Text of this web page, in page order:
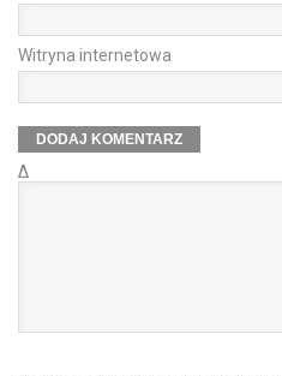
Witryna internetowa
Δ